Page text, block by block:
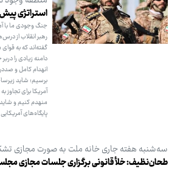
استراتژی
جنگ وجودی ما با
رهبر انقلاب از
گفته‌اند که به
دامنه زیادی را
انهدام کامل و
برسیم؛ شاید
آمریکا برای تجاوز
منهدم کنیم و
پایگاه‌های
سه‌شنبه هفته جاری خانه ملت به صورت مجازی
طحان‌نظیف: خلأ قانونی برگزاری جلسات مجازی